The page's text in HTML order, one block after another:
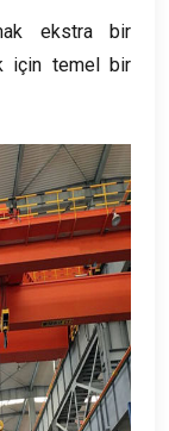
ekstra bir
için temel bir